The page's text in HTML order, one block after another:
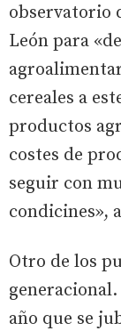
observatorio
León para
cereales a
productos
costes de
seguir con
condicines»,
Otro de los
generacional.
año que se